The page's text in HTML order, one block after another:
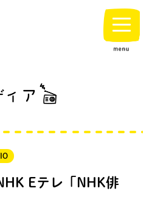
Eテレ「NHK俳